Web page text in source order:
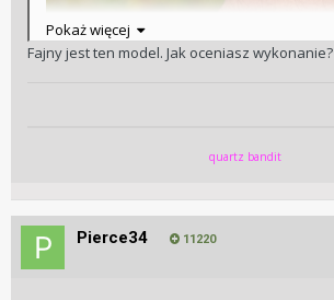
Pokaż więcej
Fajny jest ten model. Jak oceniasz wykonanie?
quartz bandit
Pierce34 11220